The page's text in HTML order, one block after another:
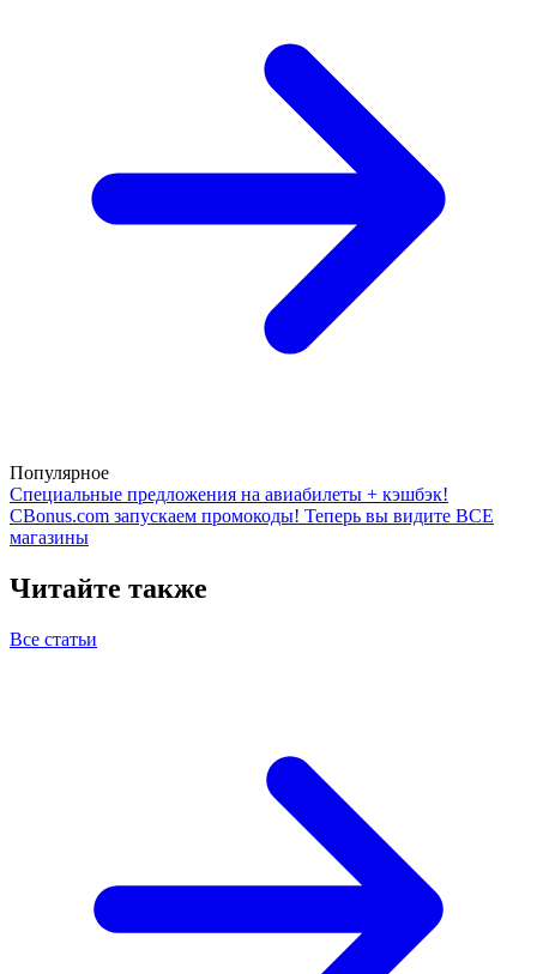
Популярное
Специальные предложения на авиабилеты + кэшбэк!
CBonus.com запускаем промокоды! Теперь вы видите ВСЕ
магазины
Читайте также
Все статьи